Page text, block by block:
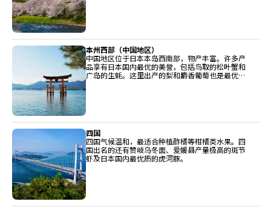
本州西部（中国地区）
中国地区位于日本本岛西南部，物产丰富。许多产
品享有日本国内最优的美誉，包括鸟取的松叶蟹和
广岛的生蚝。这里出产的梨和麝香葡萄也是最优等
四国
四国气候温和，最适合种植酢橘等柑橘类水果。四
国出名的还有赞岐乌冬面、爱媛县产量极高的斑节
虾及日本国内最优质的虎河豚。